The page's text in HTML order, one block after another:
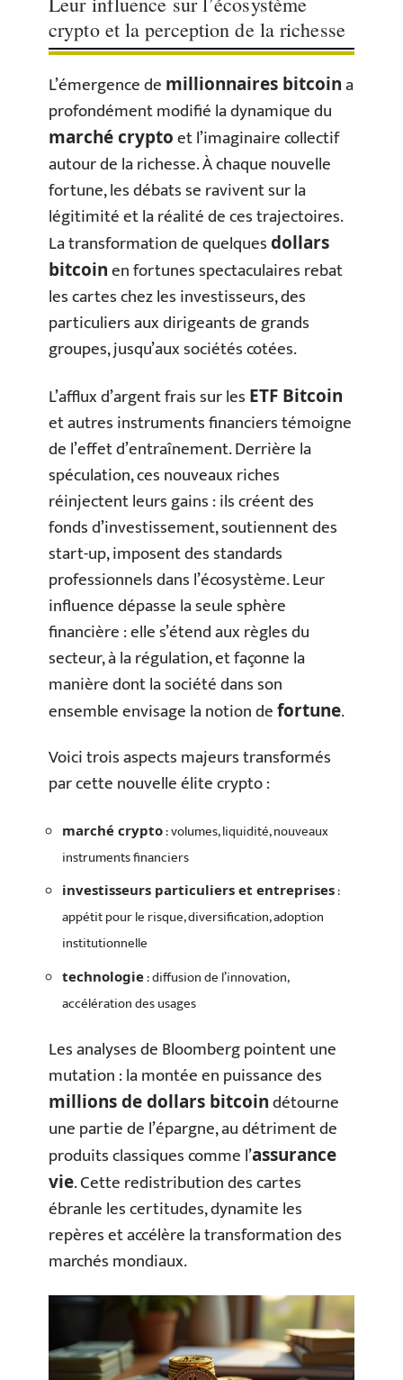
crypto et la perception de la richesse
L’émergence de millionnaires bitcoina
profondément modifié la dynamique du
marché cryptoet l’imaginaire collectif
autour de la richesse. À chaque nouvelle
fortune, les débats se ravivent sur la
légitimité et la réalité de ces trajectoires.
La transformation de quelquesdollars
bitcoinen fortunes spectaculaires rebat
les cartes chez les investisseurs, des
particuliers aux dirigeants de grands
groupes, jusqu’aux sociétés cotées.
L’afflux d’argent frais sur les ETF Bitcoin
et autres instruments financiers témoigne
de l’effet d’entraînement. Derrière la
spéculation, ces nouveaux riches
réinjectent leurs gains : ils créent des
fonds d’investissement, soutiennent des
start-up, imposent des standards
professionnels dans l’écosystème. Leur
influence dépasse la seule sphère
financière : elle s’étend aux règles du
secteur, à la régulation, et façonne la
manière dont la société dans son
ensemble envisage la notion defortune.
Voici trois aspects majeurs transformés
par cette nouvelle élite crypto :
marché crypto: volumes, liquidité, nouveaux
instruments financiers
investisseurs particuliers et entreprises:
appétit pour le risque, diversification, adoption
institutionnelle
technologie: diffusion de l’innovation,
accélération des usages
Les analyses de Bloomberg pointent une
mutation : la montée en puissance des
millions de dollars bitcoindétourne
une partie de l’épargne, au détriment de
produits classiques comme l’assurance
vie. Cette redistribution des cartes
ébranle les certitudes, dynamite les
repères et accélère la transformation des
marchés mondiaux.